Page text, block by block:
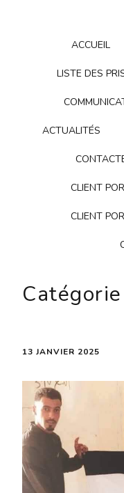
ACCUEIL
LISTE DES
ACTUALITÉS
CLIENT
CLIENT
13 JANVIER 2025